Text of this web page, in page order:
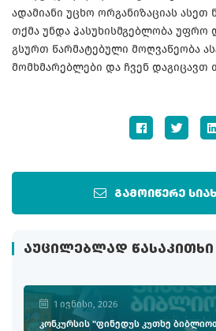
გამოიწერე
ᲐᲣᲪᲘᲚᲔᲑᲚᲐᲓ ᲬᲐᲡᲐᲙᲘᲗᲮᲘ
1 ივნისი, 2026
კონკურსის "ფინედუს კუთხე
ადამიანი უცხო ორგანიზაციას
თქმა უნდა პასუხისმგებლობა უფრო
გსურთ წარმატებული მოღვაწეობა
მომხმარებლები და ჩვენ დაგიცავთ